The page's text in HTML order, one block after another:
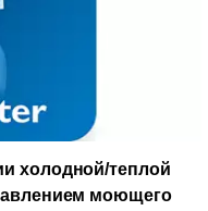
холодной/теплой
моющего